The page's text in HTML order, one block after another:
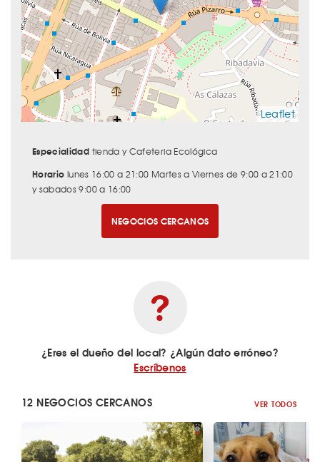
Leaflet
Especialidad tienda y Cafeteria Ecológica
Horario lunes 16:00 a 21:00 Martes a Viernes de 9:00 a 21:00
y sabados 9:00 a 16:00
NEGOCIOS CERCANOS
¿Eres el dueño del local? ¿Algún dato erróneo?
Escríbenos
12 NEGOCIOS CERCANOS VER TODOS